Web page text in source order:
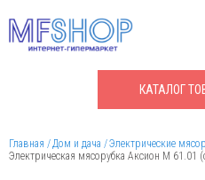
КАТАЛОГ
Главная Дом и дача
Электрические
Электрическая мясорубка Аксион М 61.01